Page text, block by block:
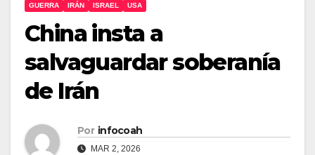
GUERRA IRÁN ISRAEL USA
China insta a
salvaguardar soberanía
de Irán
Por infocoah
MAR 2, 2026